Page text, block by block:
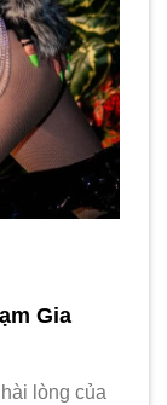
Gia
lòng của